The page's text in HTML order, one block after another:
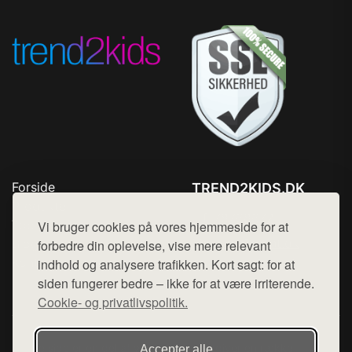
Vi bruger cookies på vores hjemmeside for at
forbedre din oplevelse, vise mere relevant
indhold og analysere trafikken. Kort sagt: for at
siden fungerer bedre – ikke for at være irriterende.
Cookie- og privatlivspolitik.
Accepter alle
Forside
Top Rabatter
Blog
Kontakt
TREND2KIDS.DK
Mail: hej@want.dk
Cookie- og privatlivspolitik
Denne side er en del af want.dk, der udgiver en række